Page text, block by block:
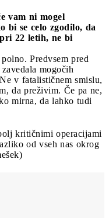
vam ni mogel
bi se celo zgodilo, da
22 letih, ne bi
Predvsem pred
mogočih
v fatalističnem smislu,
da preživim. Če pa ne,
mirna, da lahko tudi
kritičnimi operacijami
od vseh nas okrog